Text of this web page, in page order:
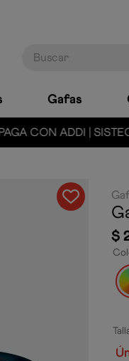
Gafas
MARCA
$